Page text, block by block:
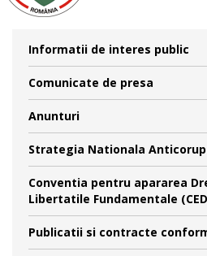
Informatii de interes public
Comunicate de presa
Anunturi
Strategia Nationala
Conventia pentru apararea
Libertatile Fundamentale
Publicatii si contracte